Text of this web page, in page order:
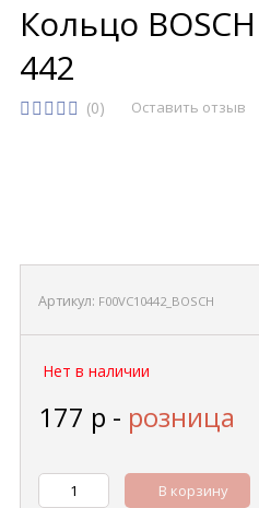
Кольцо
442
(0) Оставить отзыв
Артикул: F00VC10442_BOSCH
Нет в наличии
177 р - розница
В корзину